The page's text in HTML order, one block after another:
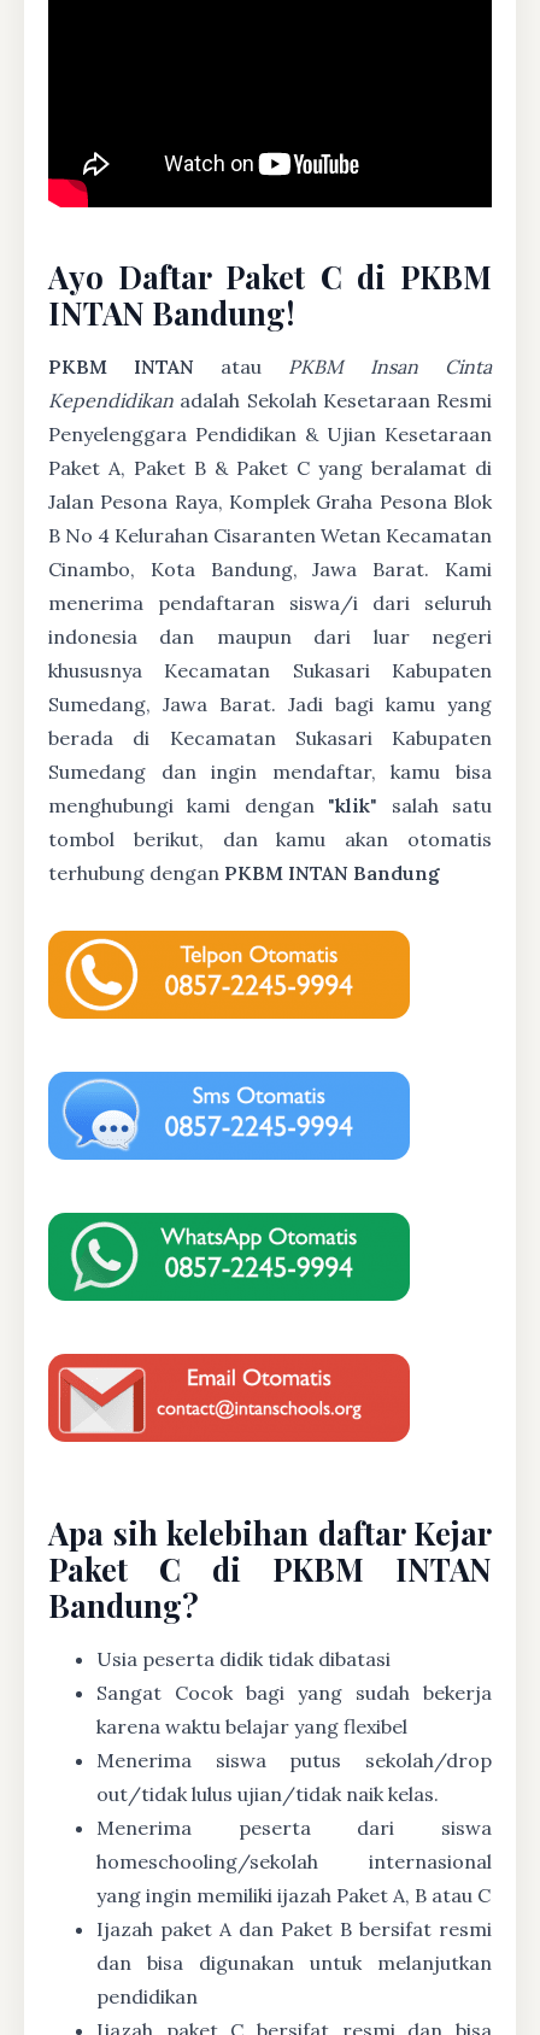
Ayo Daftar Paket C di PKBM
INTAN Bandung!
PKBM INTAN atau PKBM Insan Cinta
Kependidikan adalah Sekolah Kesetaraan Resmi
Penyelenggara Pendidikan & Ujian Kesetaraan
Paket A, Paket B & Paket C yang beralamat di
Jalan Pesona Raya, Komplek Graha Pesona Blok
B No 4 Kelurahan Cisaranten Wetan Kecamatan
Cinambo, Kota Bandung, Jawa Barat. Kami
menerima pendaftaran siswa/i dari seluruh
indonesia dan maupun dari luar negeri
khususnya Kecamatan Sukasari Kabupaten
Sumedang, Jawa Barat. Jadi bagi kamu yang
berada di Kecamatan Sukasari Kabupaten
Sumedang dan ingin mendaftar, kamu bisa
menghubungi kami dengan "klik" salah satu
tombol berikut, dan kamu akan otomatis
terhubung dengan PKBM INTAN Bandung
Apa sih kelebihan daftar Kejar
Paket C di PKBM INTAN
Bandung?
Usia peserta didik tidak dibatasi
Sangat Cocok bagi yang sudah bekerja
karena waktu belajar yang flexibel
Menerima siswa putus sekolah/drop
out/tidak lulus ujian/tidak naik kelas.
Menerima peserta dari siswa
homeschooling/sekolah internasional
yang ingin memiliki ijazah Paket A, B atau C
Ijazah paket A dan Paket B bersifat resmi
dan bisa digunakan untuk melanjutkan
pendidikan
Ijazah paket C bersifat resmi dan bisa